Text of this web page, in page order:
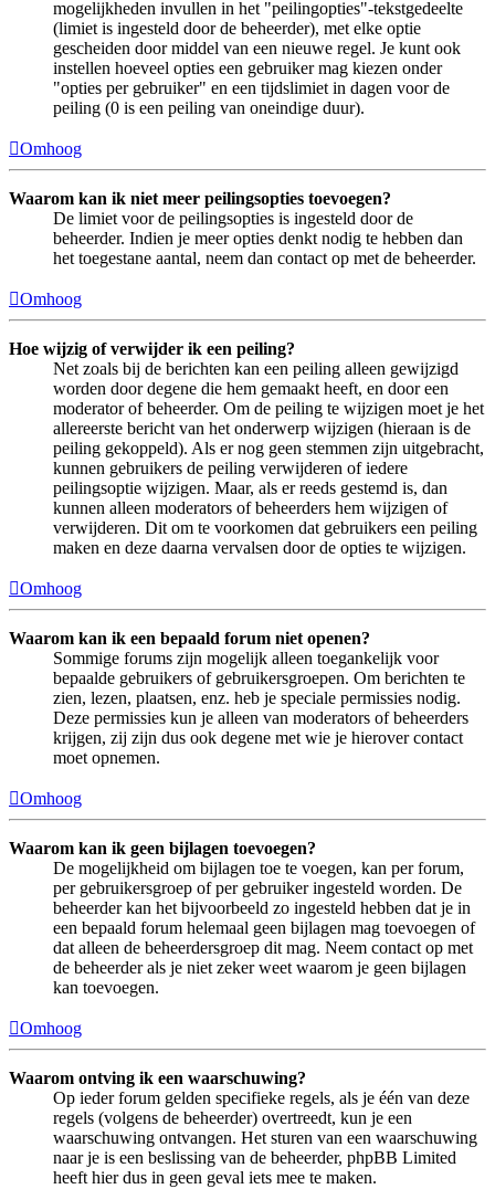
mogelijkheden invullen in het "peilingopties"-tekstgedeelte
(limiet is ingesteld door de beheerder), met elke optie
gescheiden door middel van een nieuwe regel. Je kunt ook
instellen hoeveel opties een gebruiker mag kiezen onder
"opties per gebruiker" en een tijdslimiet in dagen voor de
peiling (0 is een peiling van oneindige duur).
Omhoog
Waarom kan ik niet meer peilingsopties toevoegen?
De limiet voor de peilingsopties is ingesteld door de
beheerder. Indien je meer opties denkt nodig te hebben dan
het toegestane aantal, neem dan contact op met de beheerder.
Omhoog
Hoe wijzig of verwijder ik een peiling?
Net zoals bij de berichten kan een peiling alleen gewijzigd
worden door degene die hem gemaakt heeft, en door een
moderator of beheerder. Om de peiling te wijzigen moet je het
allereerste bericht van het onderwerp wijzigen (hieraan is de
peiling gekoppeld). Als er nog geen stemmen zijn uitgebracht,
kunnen gebruikers de peiling verwijderen of iedere
peilingsoptie wijzigen. Maar, als er reeds gestemd is, dan
kunnen alleen moderators of beheerders hem wijzigen of
verwijderen. Dit om te voorkomen dat gebruikers een peiling
maken en deze daarna vervalsen door de opties te wijzigen.
Omhoog
Waarom kan ik een bepaald forum niet openen?
Sommige forums zijn mogelijk alleen toegankelijk voor
bepaalde gebruikers of gebruikersgroepen. Om berichten te
zien, lezen, plaatsen, enz. heb je speciale permissies nodig.
Deze permissies kun je alleen van moderators of beheerders
krijgen, zij zijn dus ook degene met wie je hierover contact
moet opnemen.
Omhoog
Waarom kan ik geen bijlagen toevoegen?
De mogelijkheid om bijlagen toe te voegen, kan per forum,
per gebruikersgroep of per gebruiker ingesteld worden. De
beheerder kan het bijvoorbeeld zo ingesteld hebben dat je in
een bepaald forum helemaal geen bijlagen mag toevoegen of
dat alleen de beheerdersgroep dit mag. Neem contact op met
de beheerder als je niet zeker weet waarom je geen bijlagen
kan toevoegen.
Omhoog
Waarom ontving ik een waarschuwing?
Op ieder forum gelden specifieke regels, als je één van deze
regels (volgens de beheerder) overtreedt, kun je een
waarschuwing ontvangen. Het sturen van een waarschuwing
naar je is een beslissing van de beheerder, phpBB Limited
heeft hier dus in geen geval iets mee te maken.